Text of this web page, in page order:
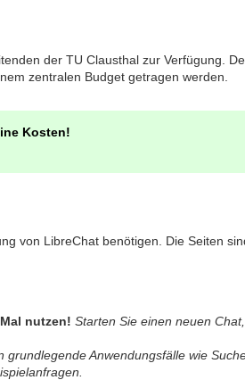
der TU Clausthal zur Verfügung.
zentralen Budget getragen werden.
Kosten!
von LibreChat benötigen. Die Seiten
nutzen! Starten Sie einen neuen
Anwendungsfälle wie